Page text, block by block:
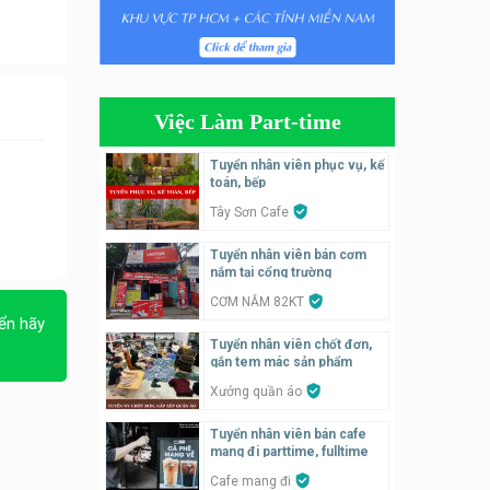
hãy
Tuyển nhân viên bán hàng,
giữ xe parttime – Kibo Kid
video parttime
Công ty
phục vụ bàn
Tuyển nhân viên phụ quán ăn
– hỗ trợ ăn ở
Quán bánh đa cua
Tuyển nhân viên bán hàng
parttime
GÀ GÔ FASTFOOD
Việc Làm Part-time
Tuyển nhân viên phục vụ, kế
toán, bếp
Tây Sơn Cafe
Tuyển nhân viên bán cơm
nắm tại cổng trường
CƠM NẮM 82KT
Tuyển nhân viên chốt đơn,
gắn tem mác sản phẩm
Xưởng quần áo
Tuyển nhân viên bán cafe
mang đi parttime, fulltime
Cafe mang đi